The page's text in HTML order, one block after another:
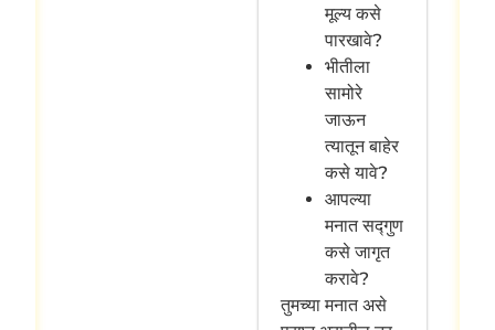
मूल्य कसे
पारखावे?
भीतीला
सामोरे
जाऊन
त्यातून बाहेर
कसे यावे?
आपल्या
मनात सद्गुण
कसे जागृत
करावे?
तुमच्या मनात असे